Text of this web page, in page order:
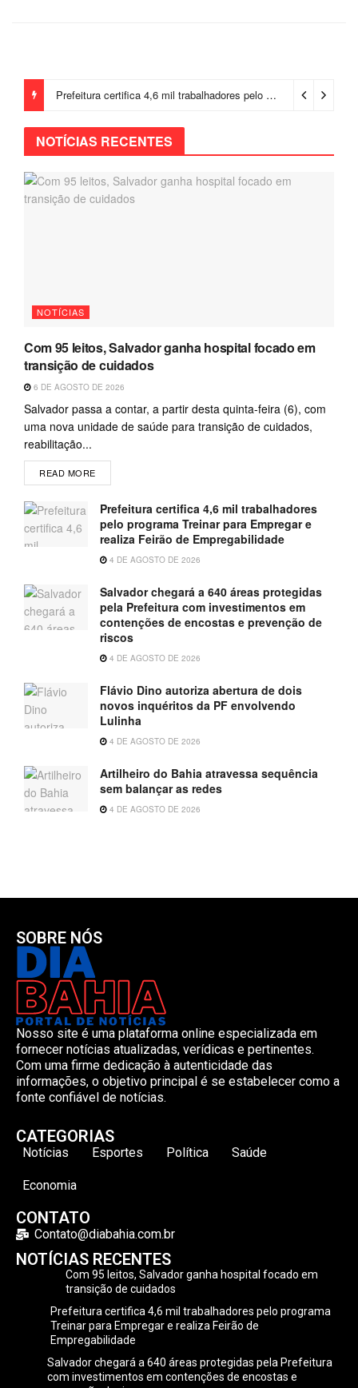
Prefeitura certifica 4,6 mil trabalhadores pelo programa Treinar para Empregar e realiza Feirão de Empregabilidade
NOTÍCIAS RECENTES
NOTÍCIAS
Com 95 leitos, Salvador ganha hospital focado em
transição de cuidados
6 DE AGOSTO DE 2026
Salvador passa a contar, a partir desta quinta-feira (6), com
uma nova unidade de saúde para transição de cuidados,
reabilitação...
READ MORE
Prefeitura certifica 4,6 mil trabalhadores
pelo programa Treinar para Empregar e
realiza Feirão de Empregabilidade
4 DE AGOSTO DE 2026
Salvador chegará a 640 áreas protegidas
pela Prefeitura com investimentos em
contenções de encostas e prevenção de
riscos
4 DE AGOSTO DE 2026
Flávio Dino autoriza abertura de dois
novos inquéritos da PF envolvendo
Lulinha
4 DE AGOSTO DE 2026
Artilheiro do Bahia atravessa sequência
sem balançar as redes
4 DE AGOSTO DE 2026
SOBRE NÓS
Nosso site é uma plataforma online especializada em
fornecer notícias atualizadas, verídicas e pertinentes.
Com uma firme dedicação à autenticidade das
informações, o objetivo principal é se estabelecer como a
fonte confiável de notícias.
CATEGORIAS
Notícias Esportes Política Saúde
Economia
CONTATO
Contato@diabahia.com.br
NOTÍCIAS RECENTES
Com 95 leitos, Salvador ganha hospital focado em
transição de cuidados
Prefeitura certifica 4,6 mil trabalhadores pelo programa
Treinar para Empregar e realiza Feirão de
Empregabilidade
Salvador chegará a 640 áreas protegidas pela Prefeitura
com investimentos em contenções de encostas e